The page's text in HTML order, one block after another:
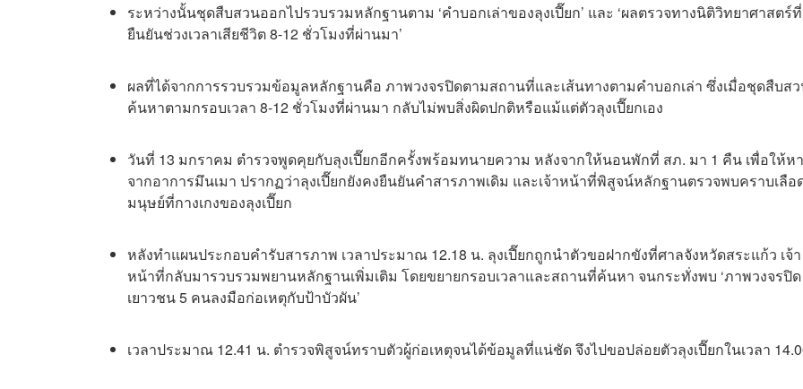
ระหว่างนั้นชุดสืบสวนออกไปรวบรวมหลักฐานตาม ‘คำบอกเล่าของลุงเปี๊ยก’ และ ‘ผลตรวจทางนิติวิทยาศาสตร์ที่
ยืนยันช่วงเวลาเสียชีวิต 8-12 ชั่วโมงที่ผ่านมา’
ผลที่ได้จากการรวบรวมข้อมูลหลักฐานคือ ภาพวงจรปิดตามสถานที่และเส้นทางตามคำบอกเล่า ซึ่งเมื่อชุดสืบส
ค้นหาตามกรอบเวลา 8-12 ชั่วโมงที่ผ่านมา กลับไม่พบสิ่งผิดปกติหรือแม้แต่ตัวลุงเปี๊ยกเอง
วันที่ 13 มกราคม ตำรวจพูดคุยกับลุงเปี๊ยกอีกครั้งพร้อมทนายความ หลังจากให้นอนพักที่ สภ. มา 1 คืน เพื่อให้ห
จากอาการมึนเมา ปรากฏว่าลุงเปี๊ยกยังคงยืนยันคำสารภาพเดิม และเจ้าหน้าที่พิสูจน์หลักฐานตรวจพบคราบเลือ
มนุษย์ที่กางเกงของลุงเปี๊ยก
หลังทำแผนประกอบคำรับสารภาพ เวลาประมาณ 12.18 น. ลุงเปี๊ยกถูกนำตัวขอฝากขังที่ศาลจังหวัดสระแก้ว เจ้า
หน้าที่กลับมารวบรวมพยานหลักฐานเพิ่มเติม โดยขยายกรอบเวลาและสถานที่ค้นหา จนกระทั่งพบ ‘ภาพวงจรปิด
เยาวชน 5 คนลงมือก่อเหตุกับป้าบัวผัน’
เวลาประมาณ 12.41 น. ตำรวจพิสูจน์ทราบตัวผู้ก่อเหตุจนได้ข้อมูลที่แน่ชัด จึงไปขอปล่อยตัวลุงเปี๊ยกในเวลา